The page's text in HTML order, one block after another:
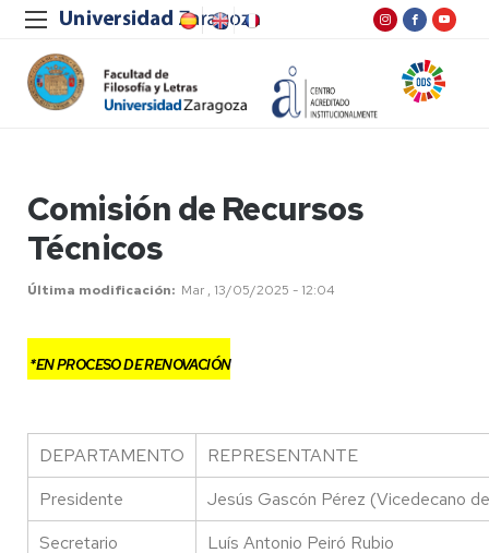
Comisión de Recursos
Técnicos
Última modificación Mar , 13/05/2025 - 12:04
*EN PROCESO DE RENOVACIÓN
DEPARTAMENTO
REPRESENTANTE
Presidente
Jesús Gascón Pérez (Vicedecano
Secretario
Luís Antonio Peiró Rubio